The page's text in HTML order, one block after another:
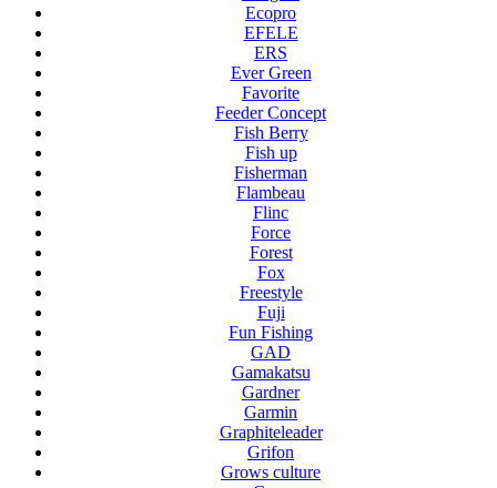
Ecopro
EFELE
ERS
Ever Green
Favorite
Feeder Concept
Fish Berry
Fish up
Fisherman
Flambeau
Flinc
Force
Forest
Fox
Freestyle
Fuji
Fun Fishing
GAD
Gamakatsu
Gardner
Garmin
Graphiteleader
Grifon
Grows culture